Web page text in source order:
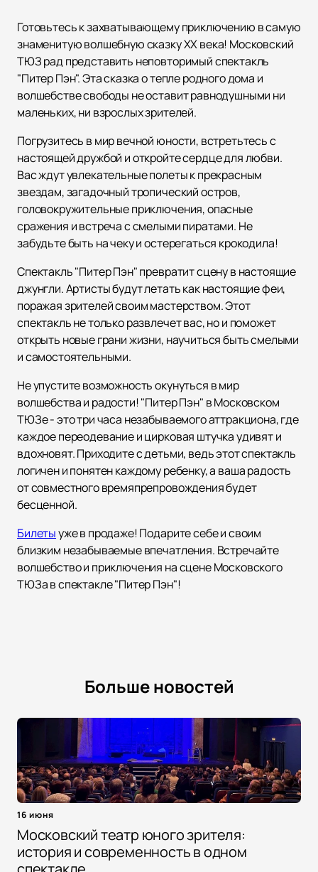
Готовьтесь к захватывающему приключению в самую
знаменитую волшебную сказку XX века! Московский
ТЮЗ рад представить неповторимый спектакль
"Питер Пэн". Эта сказка о тепле родного дома и
волшебстве свободы не оставит равнодушными ни
маленьких, ни взрослых зрителей.
Погрузитесь в мир вечной юности, встретьтесь с
настоящей дружбой и откройте сердце для любви.
Вас ждут увлекательные полеты к прекрасным
звездам, загадочный тропический остров,
головокружительные приключения, опасные
сражения и встреча с смелыми пиратами. Не
забудьте быть на чеку и остерегаться крокодила!
Спектакль "Питер Пэн" превратит сцену в настоящие
джунгли. Артисты будут летать как настоящие феи,
поражая зрителей своим мастерством. Этот
спектакль не только развлечет вас, но и поможет
открыть новые грани жизни, научиться быть смелыми
и самостоятельными.
Не упустите возможность окунуться в мир
волшебства и радости! "Питер Пэн" в Московском
ТЮЗе - это три часа незабываемого аттракциона, где
каждое переодевание и цирковая штучка удивят и
вдохновят. Приходите с детьми, ведь этот спектакль
логичен и понятен каждому ребенку, а ваша радость
от совместного времяпрепровождения будет
бесценной.
Билетыуже в продаже! Подарите себе и своим
близким незабываемые впечатления. Встречайте
волшебство и приключения на сцене Московского
ТЮЗа в спектакле "Питер Пэн"!
Больше новостей
16 июня
Московский театр юного зрителя:
история и современность в одном